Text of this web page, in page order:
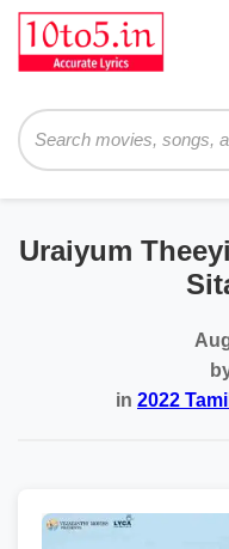
Uraiyum
in 2022